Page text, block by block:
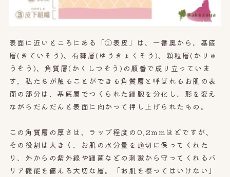
表面に近いところにある 「①表皮」
は、一番奥から、基底
層(きていそう)、有棘層(ゆうきょくそう )、顆粒層(かりゅ
うそう)、角質層(かくしつそう)の順番で成り立っていま
す。私たちが触ることができる角質層と呼ばれるお肌の表
面の部分は、 基底層でつくられた細胞を分化し、形を変え
ながらだんだんと表面に向かって押し上げられたもの。
この角質層の厚さは、ラップ程度の0.2mmほどですが、
その役割は大きく、お肌の水分量を適切に保ってくれた
り、外からの紫外線や細菌などの刺激から守ってくれるバ
リア機能を備える大切な層。「お肌を擦ってはいけない」